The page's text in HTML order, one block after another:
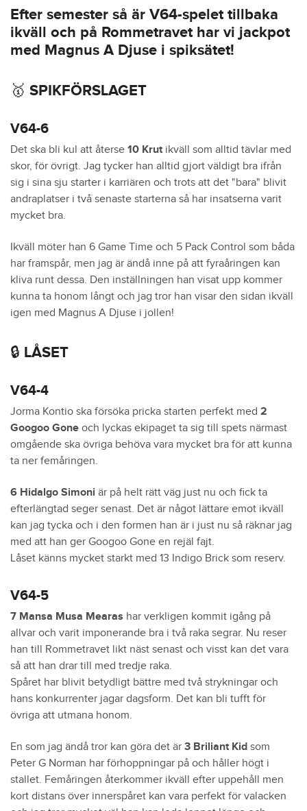
Efter semester så är V64-spelet tillbaka
ikväll och på Rommetravet har vi jackpot
med Magnus A Djuse i spiksätet!
🥇 SPIKFÖRSLAGET
V64-6
Det ska bli kul att återse 10 Krutikväll som alltid tävlar med
skor, för övrigt. Jag tycker han alltid gjort väldigt bra ifrån
sig i sina sju starter i karriären och trots att det "bara" blivit
andraplatser i två senaste starterna så har insatserna varit
mycket bra.
Ikväll möter han 6 Game Time och 5 Pack Control som båda
har framspår, men jag är ändå inne på att fyraåringen kan
kliva runt dessa. Den inställningen han visat upp kommer
kunna ta honom långt och jag tror han visar den sidan ikväll
igen med Magnus A Djuse i jollen!
🔒 LÅSET
V64-4
Jorma Kontio ska försöka pricka starten perfekt med 2
Googoo Gone och lyckas ekipaget ta sig till spets närmast
omgående ska övriga behöva vara mycket bra för att kunna
ta ner femåringen.
6 Hidalgo Simoni är på helt rätt väg just nu och fick ta
efterlängtad seger senast. Det är något lättare emot ikväll
kan jag tycka och i den formen han är i just nu så räknar jag
med att han ger Googoo Gone en rejäl fajt.
Låset känns mycket starkt med 13 Indigo Brick som reserv.
V64-5
7 Mansa Musa Mearas har verkligen kommit igång på
allvar och varit imponerande bra i två raka segrar. Nu reser
han till Rommetravet likt näst senast och visst kan det vara
så att han drar till med tredje raka.
Spåret har blivit betydligt bättre med två strykningar och
hans konkurrenter jagar dagsform. Det kan bli tufft för
övriga att utmana honom.
En som jag ändå tror kan göra det är 3 Briliant Kid som
Peter G Norman har förhoppningar på och håller högt i
stallet. Femåringen återkommer ikväll efter uppehåll men
kort distans över innerspåret kan vara perfekt för valacken